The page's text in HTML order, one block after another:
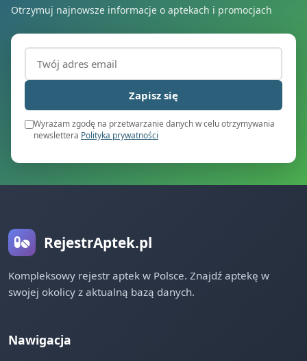
Otrzymuj najnowsze informacje o aptekach i promocjach
Adres email (wymagany)
Zapisz się
Wyrażam zgodę na przetwarzanie danych w celu otrzymywania
newslettera Polityka prywatności
RejestrAptek.pl
Kompleksowy rejestr aptek w Polsce. Znajdź aptekę w
swojej okolicy z aktualną bazą danych.
Nawigacja